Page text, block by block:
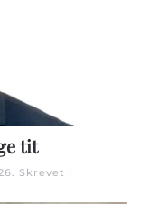
tit
. Skrevet i